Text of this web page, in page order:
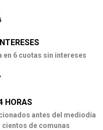
en 6 cuotas sin intereses
HORAS
antes del mediodía
cientos de comunas